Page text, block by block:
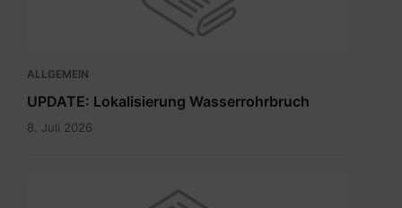
ALLGEMEIN
UPDATE: Lokalisierung Wasserrohrbruch
8. Juli 2026